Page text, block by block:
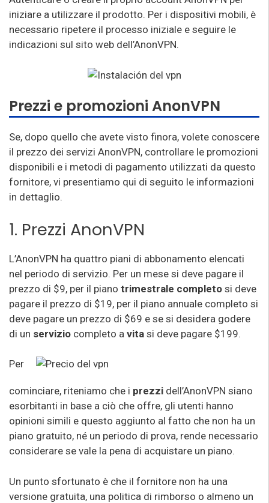
iniziare a utilizzare il prodotto. Per i dispositivi mobili, è
necessario ripetere il processo iniziale e seguire le
indicazioni sul sito web dell’AnonVPN.
Prezzi e promozioni AnonVPN
Se, dopo quello che avete visto finora, volete conoscere
il prezzo dei servizi AnonVPN, controllare le promozioni
disponibili e i metodi di pagamento utilizzati da questo
fornitore, vi presentiamo qui di seguito le informazioni
in dettaglio.
1. Prezzi AnonVPN
L’AnonVPN ha quattro piani di abbonamento elencati
nel periodo di servizio. Per un mese si deve pagare il
prezzo di $9, per il piano trimestrale completo si deve
pagare il prezzo di $19, per il piano annuale completo si
deve pagare un prezzo di $69 e se si desidera godere
di un servizio completo a vita si deve pagare $199.
Per
cominciare, riteniamo che i prezzi dell’AnonVPN siano
esorbitanti in base a ciò che offre, gli utenti hanno
opinioni simili e questo aggiunto al fatto che non ha un
piano gratuito, né un periodo di prova, rende necessario
considerare se vale la pena di acquistare un piano.
Un punto sfortunato è che il fornitore non ha una
versione gratuita, una politica di rimborso o almeno un